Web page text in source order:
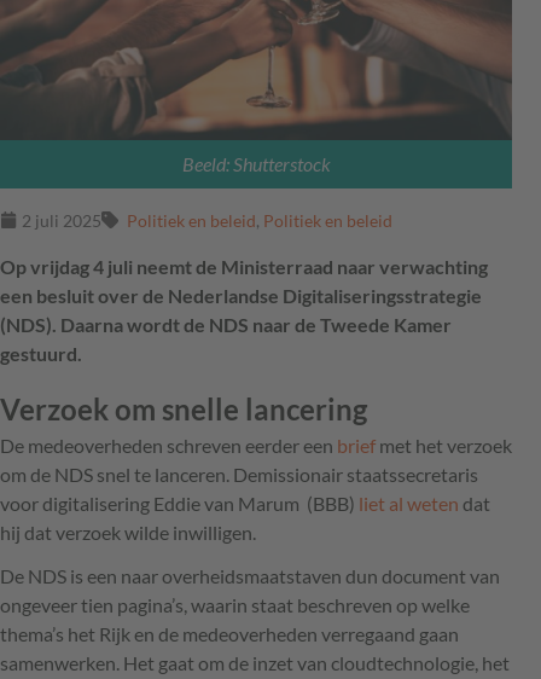
Beeld: Shutterstock
2 juli 2025 Politiek en beleid, Politiek en beleid
Op vrijdag 4 juli neemt de Ministerraad naar verwachting
een besluit over de Nederlandse Digitaliseringsstrategie
(NDS). Daarna wordt de NDS naar de Tweede Kamer
gestuurd.
Verzoek om snelle lancering
De medeoverheden schreven eerder een brief met het verzoek
om de NDS snel te lanceren. Demissionair staatssecretaris
voor digitalisering Eddie van Marum (BBB) liet al weten dat
hij dat verzoek wilde inwilligen.
De NDS is een naar overheidsmaatstaven dun document van
ongeveer tien pagina’s, waarin staat beschreven op welke
thema’s het Rijk en de medeoverheden verregaand gaan
samenwerken. Het gaat om de inzet van cloudtechnologie, het